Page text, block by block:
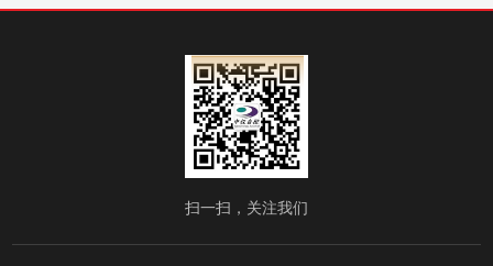
扫一扫，关注我们